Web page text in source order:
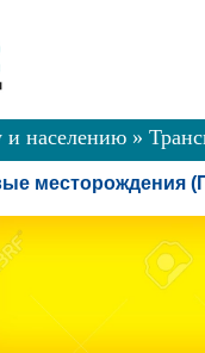
и населению»
месторождения